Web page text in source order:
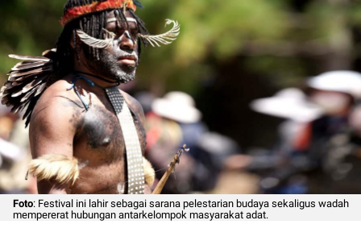
Foto: Festival ini lahir sebagai sarana pelestarian budaya sekaligus wadah
mempererat hubungan antarkelompok masyarakat adat.